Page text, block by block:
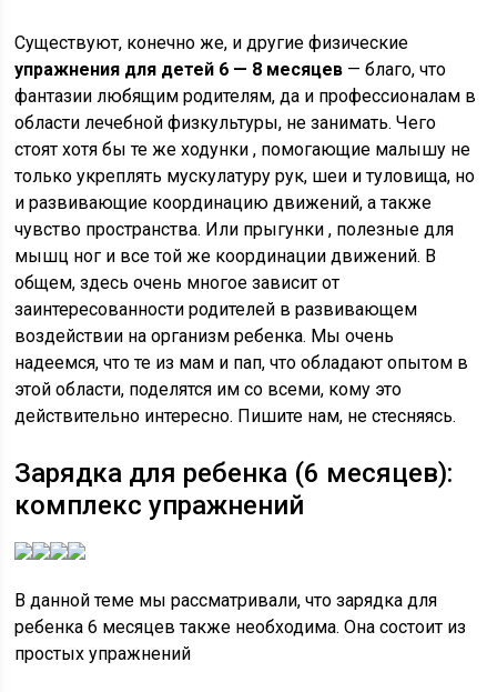
Существуют, конечно же, и другие физические
упражнения для детей 6 — 8 месяцев — благо, что
фантазии любящим родителям, да и профессионалам в
области лечебной физкультуры, не занимать. Чего
стоят хотя бы те же ходунки , помогающие малышу не
только укреплять мускулатуру рук, шеи и туловища, но
и развивающие координацию движений, а также
чувство пространства. Или прыгунки , полезные для
мышц ног и все той же координации движений. В
общем, здесь очень многое зависит от
заинтересованности родителей в развивающем
воздействии на организм ребенка. Мы очень
надеемся, что те из мам и пап, что обладают опытом в
этой области, поделятся им со всеми, кому это
действительно интересно. Пишите нам, не стесняясь.
Зарядка для ребенка (6 месяцев):
комплекс упражнений
В данной теме мы рассматривали, что зарядка для
ребенка 6 месяцев также необходима. Она состоит из
простых упражнений